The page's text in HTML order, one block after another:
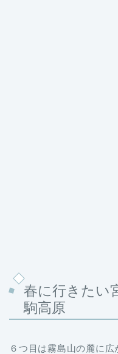
春に行きたい
駒高原
６つ目は霧島山の麓に